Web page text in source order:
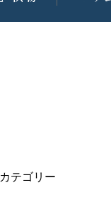
カテゴリー